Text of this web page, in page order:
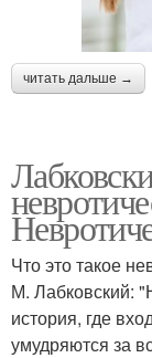
читать дальше →
Что это такое
М. Лабковский:
история, где
умудряются за